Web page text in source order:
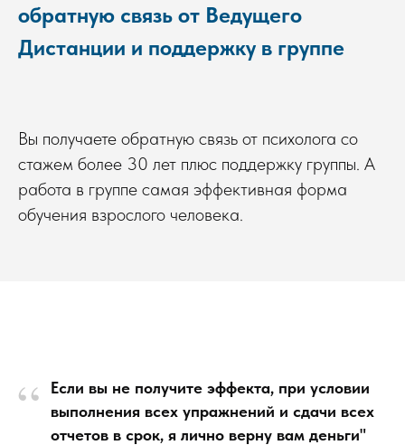
обратную связь от Ведущего
Дистанции и поддержку в группе
Вы получаете обратную связь от психолога со
стажем более 30 лет плюс поддержку группы. А
работа в группе самая эффективная форма
обучения взрослого человека.
“
Если вы не получите эффекта, при условии
выполнения всех упражнений и сдачи всех
отчетов в срок, я лично верну вам деньги"